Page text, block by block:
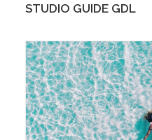
STUDIO GUIDE GDL